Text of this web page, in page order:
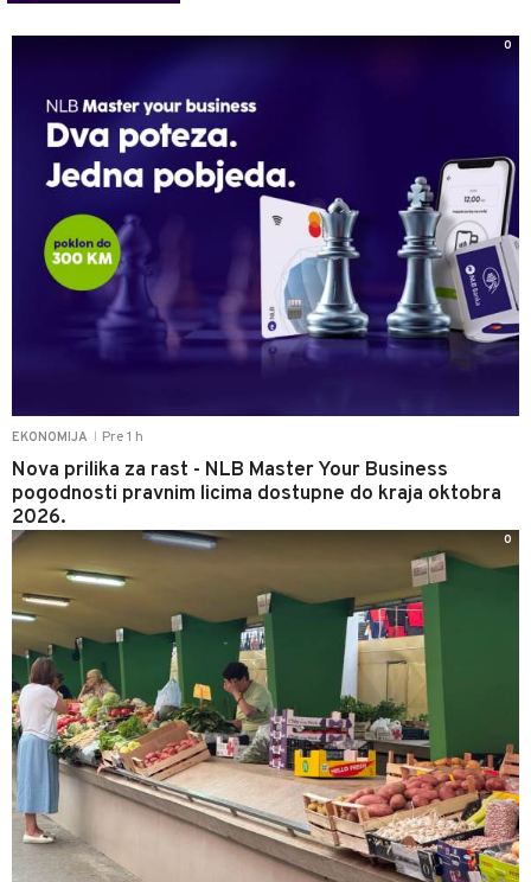
EKONOMIJA Pre 1 h
Nova prilika za rast - NLB Master Your Business
pogodnosti pravnim licima dostupne do kraja oktobra
2026.
0
0